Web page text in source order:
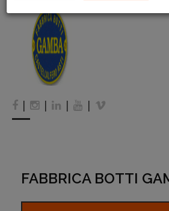
| | | |
FABBRICA BOTTI